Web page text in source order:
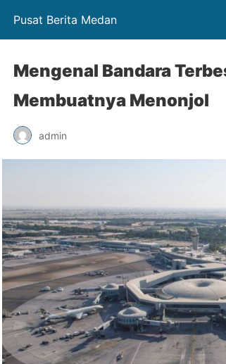
Pusat Berita Medan
Mengenal Bandara
Membuatnya Menonjol
admin